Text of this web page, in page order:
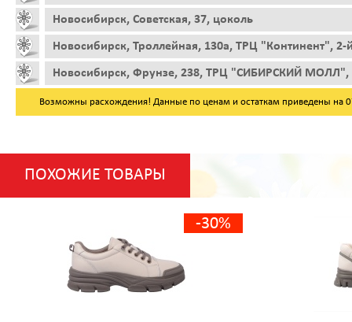
Новосибирск, Советская, 37, цоколь
Новосибирск, Троллейная, 130а, ТРЦ "Континент", 2-
Новосибирск, Фрунзе, 238, ТРЦ "СИБИРСКИЙ МОЛЛ",
Возможны расхождения! Данные по ценам и остаткам приведены на
ПОХОЖИЕ ТОВАРЫ
-30%